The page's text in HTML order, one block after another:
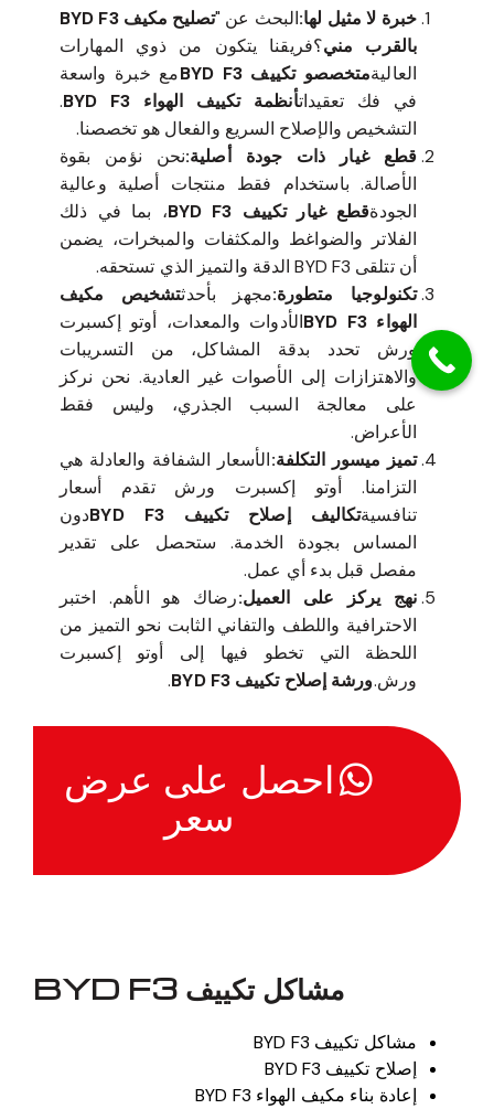
خبرة لا مثيل لها:البحث عن "
تصليح مكيف BYD F3
بالقرب مني؟فريقنا يتكون من ذوي المهارات
العاليةمتخصصو تكييف BYD F3
مع خبرة واسعة
في فك تعقيداتأنظمة تكييف الهواء BYD F3
.
التشخيص والإصلاح السريع والفعال هو تخصصنا.
قطع غيار ذات جودة أصلية:نحن نؤمن بقوة
الأصالة. باستخدام فقط منتجات أصلية وعالية
الجودةقطع غيار تكييف BYD F3
، بما في ذلك
الفلاتر والضواغط والمكثفات والمبخرات، يضمن
أن تتلقى BYD F3 الدقة والتميز الذي تستحقه.
تكنولوجيا متطورة:مجهز بأحدثتشخيص مكيف
الهواء BYD F3
الأدوات والمعدات، أوتو إكسبرت
ورش تحدد بدقة المشاكل، من التسريبات
والاهتزازات إلى الأصوات غير العادية. نحن نركز
على معالجة السبب الجذري، وليس فقط
الأعراض.
تميز ميسور التكلفة:الأسعار الشفافة والعادلة هي
التزامنا. أوتو إكسبرت ورش تقدم أسعار
تنافسيةتكاليف إصلاح تكييف BYD F3
دون
المساس بجودة الخدمة. ستحصل على تقدير
مفصل قبل بدء أي عمل.
نهج يركز على العميل:رضاك هو الأهم. اختبر
الاحترافية واللطف والتفاني الثابت نحو التميز من
اللحظة التي تخطو فيها إلى أوتو إكسبرت
ورش.ورشة إصلاح تكييف BYD F3 .
احصل على عرض
سعر
مشاكل تكييف BYD F3
مشاكل تكييف BYD F3
إصلاح تكييف BYD F3
إعادة بناء مكيف الهواء BYD F3